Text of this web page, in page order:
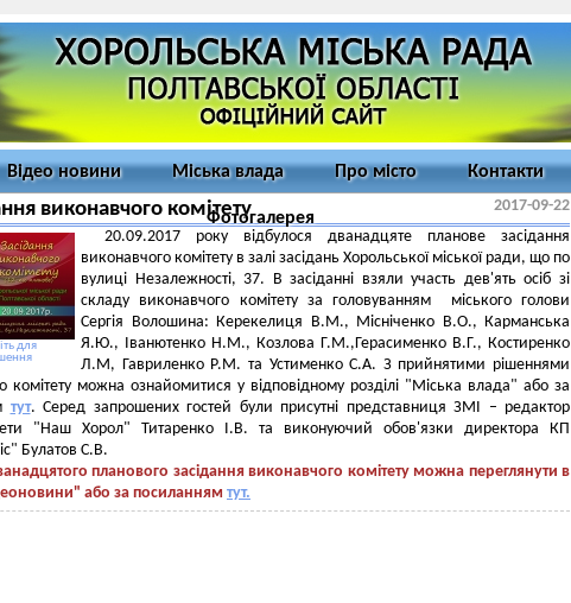
Відео новини Міська влада Про місто Контакти
Фотогалерея
виконавчого комітету 2017-09-22
для
20.09.2017 року відбулося дванадцяте планове засідання
виконавчого комітету в залі засідань Хорольської міської ради, що по
вулиці Незалежності, 37. В засіданні взяли участь дев'ять осіб зі
складу виконавчого комітету за головуванням міського голови
Сергія Волошина: Керекелиця В.М., Місніченко В.О., Карманська
Я.Ю., Іванютенко Н.М., Козлова Г.М.,Герасименко В.Г., Костиренко
Л.М, Гавриленко Р.М. та Устименко С.А. З прийнятими рішеннями
комітету можна ознайомитися у відповідному розділі "Міська влада" або за
тут. Серед запрошених гостей були присутні представниця ЗМІ – редактор
"Наш Хорол" Титаренко І.В. та виконуючий обов'язки директора КП
Булатов С.В.
планового засідання виконавчого комітету можна переглянути в
або за посиланням тут.